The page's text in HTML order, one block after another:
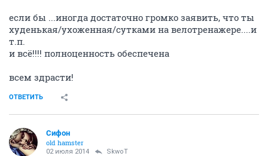
если бы ...иногда достаточно громко заявить, что ты
худенькая/ухоженная/сутками на велотренажере....и
т.п.
и всё!!!! полноценность обеспечена
всем здрасти!
ОТВЕТИТЬ
Сифон
old hamster
02 июля 2014 SkwоT